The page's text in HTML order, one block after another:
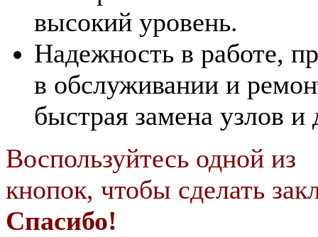
высокий уровень.
Надежность в работе,
в обслуживании и
быстрая замена узлов и
Воспользуйтесь одной из
кнопок, чтобы сделать
Спасибо!